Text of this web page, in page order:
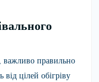
важливо правильно
від цілей обігріву